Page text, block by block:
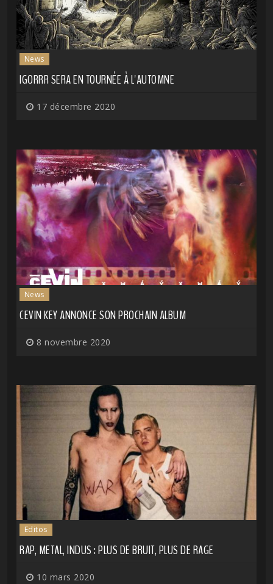
News
IGORRR SERA EN TOURNÉE À L'AUTOMNE
17 décembre 2020
News
CEVIN KEY ANNONCE SON PROCHAIN ALBUM
8 novembre 2020
Editos
RAP, METAL, INDUS : PLUS DE BRUIT, PLUS DE RAGE
10 mars 2020